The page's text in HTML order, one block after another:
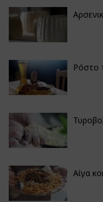
Ρόστο
Αίγα